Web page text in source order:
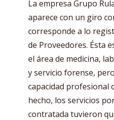
La empresa Grupo
aparece con un giro
corresponde a lo
de Proveedores. Ésta
el área de medicina,
y servicio forense,
capacidad profesional
hecho, los servicios
contratada tuvieron